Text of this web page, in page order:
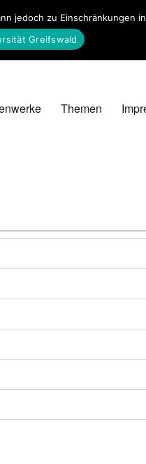
Themen
jedoch zu Einschränkungen
Greifswald